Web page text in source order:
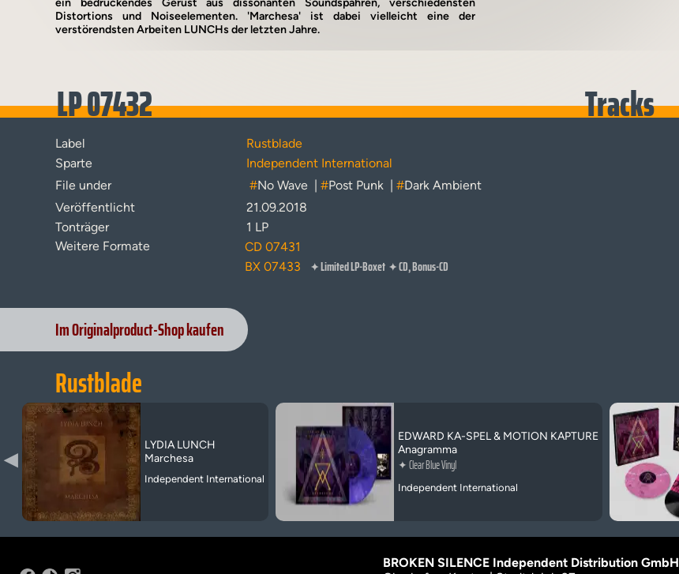
ein bedrückendes Gerüst aus dissonanten Soundspähren, verschiedensten
Distortions und Noiseelementen. 'Marchesa' ist dabei vielleicht eine der
verstörendsten Arbeiten LUNCHs der letzten Jahre.
LP 07432 Tracks
Label
Rustblade
Sparte
Independent International
File under
#No Wave | #Post Punk | #Dark Ambient
Veröffentlicht
21.09.2018
Tonträger
1 LP
Weitere Formate
CD 07431
BX 07433
✦Limited LP-Boxet ✦CD, Bonus-CD
Im Originalproduct-Shop kaufen
Rustblade
▶
LYDIA LUNCH
Marchesa
Independent International
EDWARD KA-SPEL & MOTION KAPTURE
Anagramma
✦Clear Blue Vinyl
Independent International
BROKEN SILENCE Independent Distribution GmbH